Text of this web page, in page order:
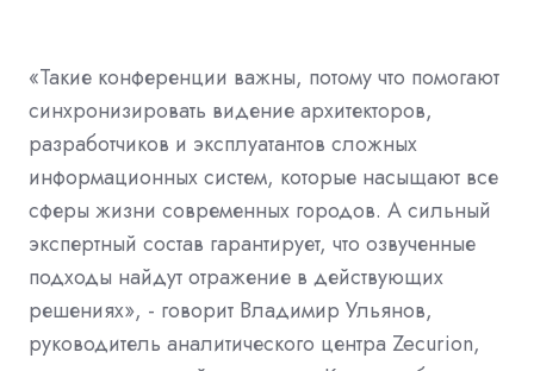
«Такие конференции важны, потому что помогают
синхронизировать видение архитекторов,
разработчиков и эксплуатантов сложных
информационных систем, которые насыщают все
сферы жизни современных городов. А сильный
экспертный состав гарантирует, что озвученные
подходы найдут отражение в действующих
решениях», - говорит Владимир Ульянов,
руководитель аналитического центра Zecurion,